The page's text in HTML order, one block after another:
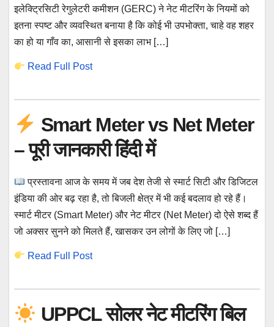
इलेक्ट्रिसिटी रेगुलेटरी कमीशन (GERC) ने नेट मीटरिंग के नियमों को
इतना स्पष्ट और व्यवस्थित बनाया है कि कोई भी उपभोक्ता, चाहे वह शहर
का हो या गाँव का, आसानी से इसका लाभ […]
Read Full Post
Smart Meter vs Net Meter
– पूरी जानकारी हिंदी में
प्रस्तावना आज के समय में जब देश तेजी से स्मार्ट सिटी और डिजिटल
इंडिया की ओर बढ़ रहा है, तो बिजली क्षेत्र में भी कई बदलाव हो रहे हैं।
स्मार्ट मीटर (Smart Meter) और नेट मीटर (Net Meter) दो ऐसे शब्द हैं
जो अक्सर सुनने को मिलते हैं, खासकर उन लोगों के लिए जो […]
Read Full Post
UPPCL सोलर नेट मीटरिंग बिल